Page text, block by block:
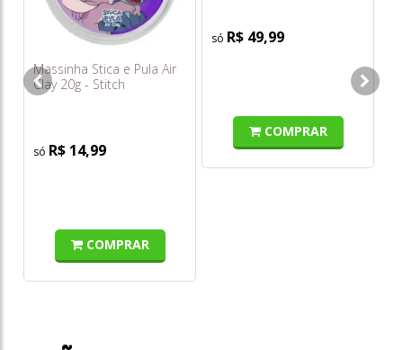
Massinha Stica e Pula Air
Clay 20g - Stitch
R$ 14,99
COMPRAR
R$ 49,99
COMPRAR